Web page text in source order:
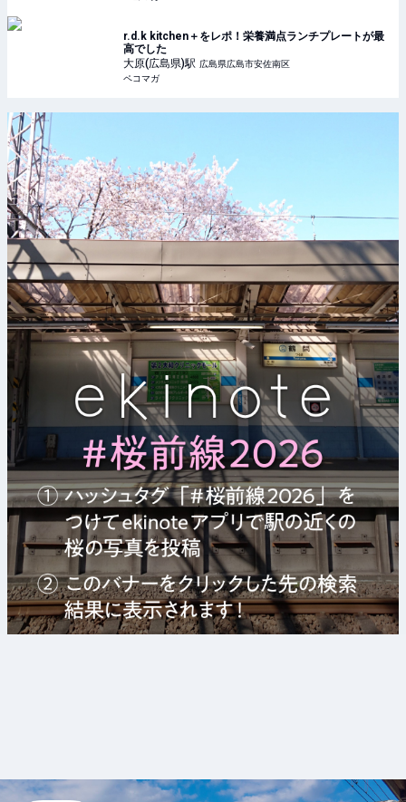
r.d.k kitchen＋をレポ！栄養満点ランチプレートが最
高でした
大原(広島県)駅 広島県広島市安佐南区
ペコマガ